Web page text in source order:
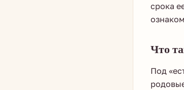
срока
Что
Под